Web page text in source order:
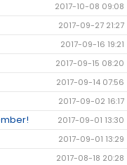
2017-10-08 09:08
2017-09-27 21:27
2017-09-16 19:21
2017-09-15 08:20
2017-09-14 07:56
2017-09-02 16:17
2017-09-01 13:30
2017-09-01 13:29
2017-08-18 20:28